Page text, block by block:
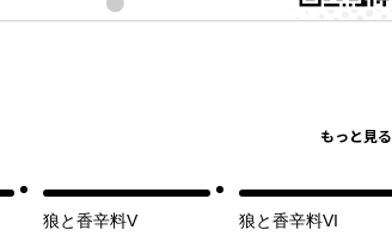
もっと見る
狼と香辛料V 狼と香辛料VI